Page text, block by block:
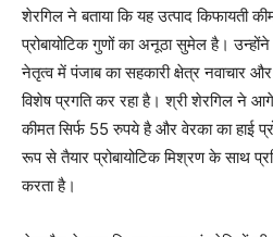
शेरगिल ने बताया कि यह उत्पाद किफायती
प्रोबायोटिक गुणों का अनूठा सुमेल है।
नेतृत्व में पंजाब का सहकारी क्षेत्र नवाचार
विशेष प्रगति कर रहा है। श्री शेरगिल ने
कीमत सिर्फ 55 रुपये है और वेरका का हाई
रूप से तैयार प्रोबायोटिक मिश्रण के साथ
करता है।